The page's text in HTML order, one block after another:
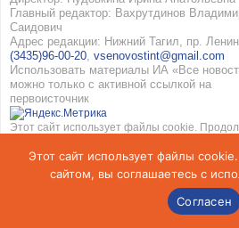
Главный редактор: Вахрутдинов
Саидович
Адрес редакции: Нижний Тагил, пр.
(3435)96-00-20, vsenovostint@gmail.com
Использовать материалы ИА «Все
можно только с активной ссылкой на
первоисточник
Этот сайт использует файлы cookie.
использованием cookie. Подробнее в
конфиденциальностииСоглашение об
персональных данных
Этот сайт использует файлы
сайтом, вы соглашаетесь с
Согласен